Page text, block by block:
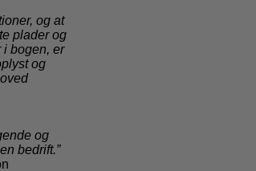
og at
plader og
i bogen, er
og
og
bedrift.”